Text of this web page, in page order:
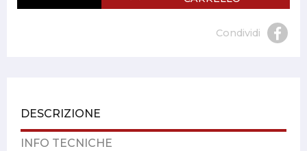
Condividi
DESCRIZIONE
INFO TECNICHE